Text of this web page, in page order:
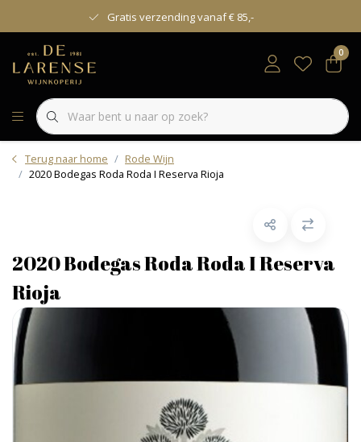
Gratis verzending vanaf € 85,-
0
Terug naar home
Rode Wijn
2020 Bodegas Roda Roda I Reserva Rioja
2020 Bodegas Roda Roda I Reserva
Rioja